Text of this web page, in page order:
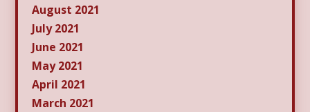
August 2021
July 2021
June 2021
May 2021
April 2021
March 2021